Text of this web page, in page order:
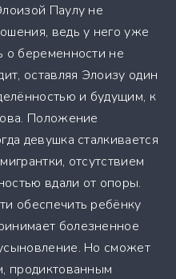
Паулу не
ведь у него уже
о беременности не
оставляя Элоизу один
и будущим, к
Положение
девушка сталкивается
отсутствием
вдали от опоры.
обеспечить ребёнку
болезненное
Но сможет
продиктованным